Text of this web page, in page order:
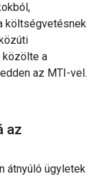
költségvetésnek
közölte a
az MTI-vel.
az
átnyúló ügyletek